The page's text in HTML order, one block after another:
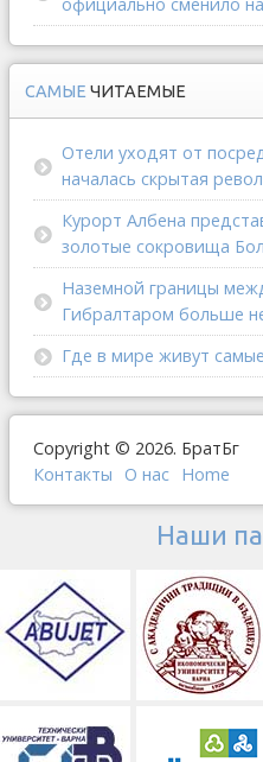
САМЫЕ ЧИТАЕМЫЕ
Отели уходят от
началась скрытая
Курорт Албена
золотые сокровища
Наземной границы
Гибралтаром больше
Где в мире живут
Copyright © 2026. БратБг
Контакты
О наc Home
Наши